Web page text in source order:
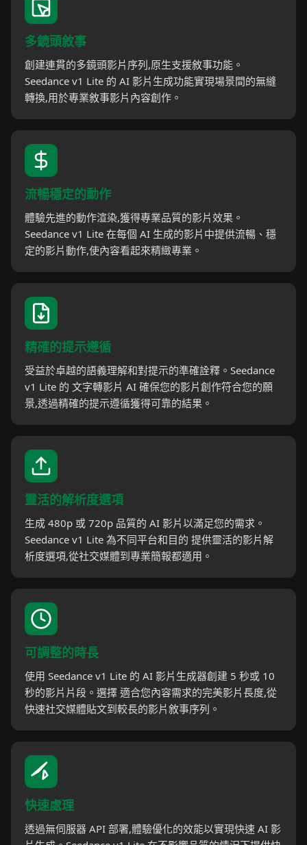
多鏡頭敘事
創建連貫的多鏡頭影片序列,原生支援敘事功能。
Seedance v1 Lite 的 AI 影片生成功能實現場景間的無縫
轉換,用於專業敘事影片內容創作。
流暢穩定的動作
體驗先進的動作渲染,獲得專業品質的影片效果。
Seedance v1 Lite 在每個 AI 生成的影片中提供流暢、穩
定的影片動作,使內容看起來精緻專業。
精確的提示遵循
受益於卓越的語義理解和對提示的準確詮釋。Seedance
v1 Lite 的 文字轉影片 AI 確保您的影片創作符合您的願
景,透過精確的提示遵循獲得可靠的結果。
靈活的解析度選項
生成 480p 或 720p 品質的 AI 影片以滿足您的需求。
Seedance v1 Lite 為不同平台和目的 提供靈活的影片解
析度選項,從社交媒體到專業簡報都適用。
可調整的時長
使用 Seedance v1 Lite 的 AI 影片生成器創建 5 秒或 10
秒的影片片段。選擇 適合您內容需求的完美影片長度,從
快速社交媒體貼文到較長的影片敘事序列。
快速處理
透過無伺服器 API 部署,體驗優化的效能以實現快速 AI 影